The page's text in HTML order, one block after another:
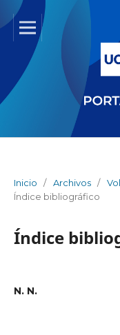
Inicio / Archivos /
Índice bibliográfico
Índice
N. N.